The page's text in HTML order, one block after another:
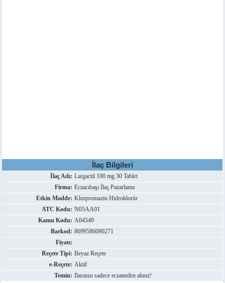
İlaç Bilgileri
İlaç Adı: Largactil 100 mg 30 Tablet
Firma: Eczacıbaşı İlaç Pazarlama
Etkin Madde: Klorpromazin Hidroklorür
ATC Kodu: N05AA01
Kamu Kodu: A04549
Barkod: 8699586090271
Fiyatı:
Reçete Tipi: Beyaz Reçete
e-Reçete: Aktif
Temin: İlacınızı sadece eczaneden alınız!